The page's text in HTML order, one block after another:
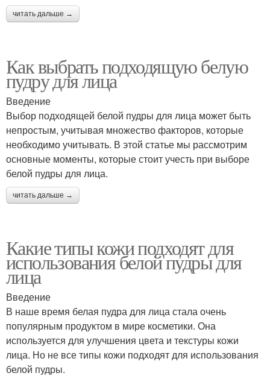
читать дальше →
Как выбрать подходящую белую
пудру для лица
Введение
Выбор подходящей белой пудры для лица может быть
непростым, учитывая множество факторов, которые
необходимо учитывать. В этой статье мы рассмотрим
основные моменты, которые стоит учесть при выборе
белой пудры для лица.
читать дальше →
Какие типы кожи подходят для
использования белой пудры для
лица
Введение
В наше время белая пудра для лица стала очень
популярным продуктом в мире косметики. Она
используется для улучшения цвета и текстуры кожи
лица. Но не все типы кожи подходят для использования
белой пудры.